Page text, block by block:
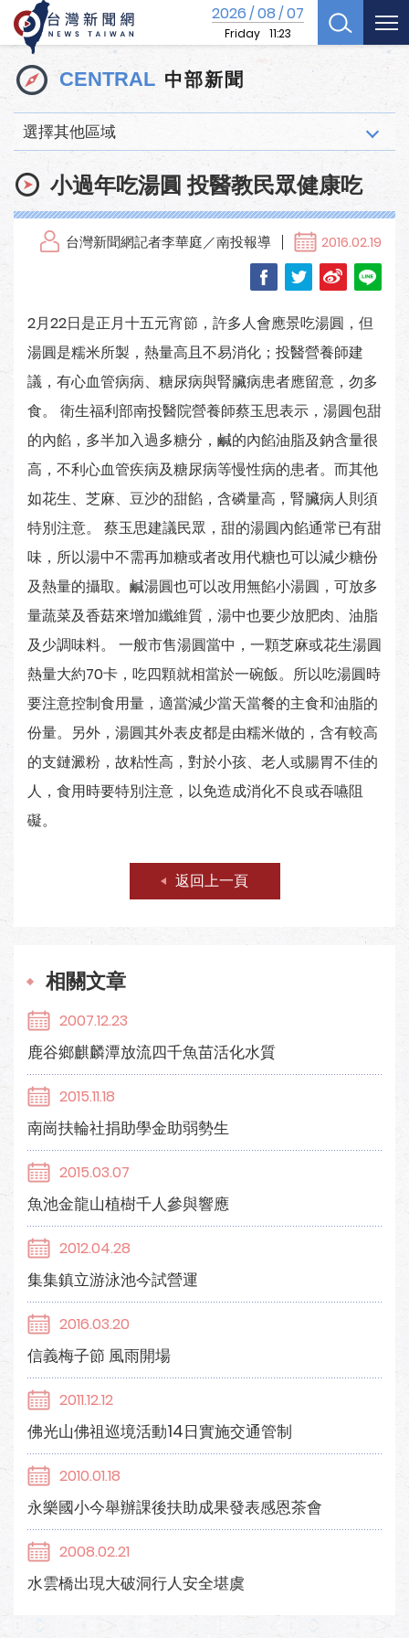
2026/08/07
Friday 11:23
CENTRAL 中部新聞
選擇其他區域
小過年吃湯圓 投醫教民眾健康吃
台灣新聞網記者李華庭／南投報導 2016.02.19
2月22日是正月十五元宵節，許多人會應景吃湯圓，但
湯圓是糯米所製，熱量高且不易消化；投醫營養師建
議，有心血管病病、糖尿病與腎臟病患者應留意，勿多
食。 衛生福利部南投醫院營養師蔡玉思表示，湯圓包甜
的內餡，多半加入過多糖分，鹹的內餡油脂及鈉含量很
高，不利心血管疾病及糖尿病等慢性病的患者。而其他
如花生、芝麻、豆沙的甜餡，含磷量高，腎臟病人則須
特別注意。 蔡玉思建議民眾，甜的湯圓內餡通常已有甜
味，所以湯中不需再加糖或者改用代糖也可以減少糖份
及熱量的攝取。鹹湯圓也可以改用無餡小湯圓，可放多
量蔬菜及香菇來增加纖維質，湯中也要少放肥肉、油脂
及少調味料。 一般市售湯圓當中，一顆芝麻或花生湯圓
熱量大約70卡，吃四顆就相當於一碗飯。所以吃湯圓時
要注意控制食用量，適當減少當天當餐的主食和油脂的
份量。另外，湯圓其外表皮都是由糯米做的，含有較高
的支鏈澱粉，故粘性高，對於小孩、老人或腸胃不佳的
人，食用時要特別注意，以免造成消化不良或吞嚥阻
礙。
返回上一頁
相關文章
2007.12.23
鹿谷鄉麒麟潭放流四千魚苗活化水質
2015.11.18
南崗扶輪社捐助學金助弱勢生
2015.03.07
魚池金龍山植樹千人參與響應
2012.04.28
集集鎮立游泳池今試營運
2016.03.20
信義梅子節 風雨開場
2011.12.12
佛光山佛祖巡境活動14日實施交通管制
2010.01.18
永樂國小今舉辦課後扶助成果發表感恩茶會
2008.02.21
水雲橋出現大破洞行人安全堪虞